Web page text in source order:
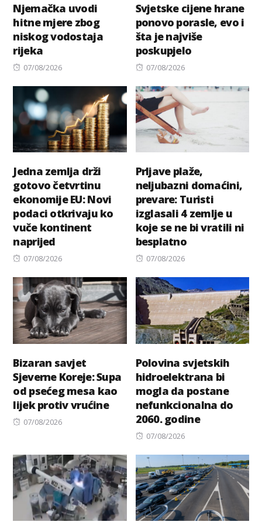
Njemačka uvodi
hitne mjere zbog
niskog vodostaja
rijeka
Posted
07/08/2026
Svjetske cijene hrane
ponovo porasle, evo i
šta je najviše
poskupjelo
Posted
07/08/2026
Jedna zemlja drži
gotovo četvrtinu
ekonomije EU: Novi
podaci otkrivaju ko
vuče kontinent
naprijed
Posted
07/08/2026
Prljave plaže,
neljubazni domaćini,
prevare: Turisti
izglasali 4 zemlje u
koje se ne bi vratili ni
besplatno
Posted
07/08/2026
Bizaran savjet
Sjeverne Koreje: Supa
od psećeg mesa kao
lijek protiv vrućine
Posted
07/08/2026
Polovina svjetskih
hidroelektrana bi
mogla da postane
nefunkcionalna do
2060. godine
Posted
07/08/2026